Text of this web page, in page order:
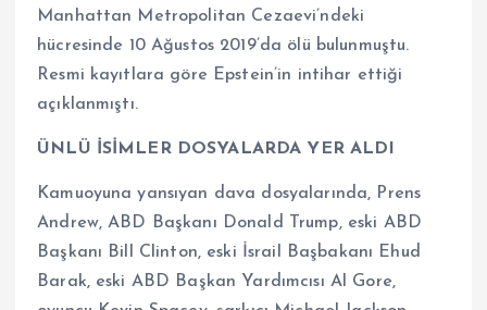
Manhattan Metropolitan Cezaevi’ndeki
hücresinde 10 Ağustos 2019’da ölü bulunmuştu.
Resmi kayıtlara göre Epstein’in intihar ettiği
açıklanmıştı.
ÜNLÜ İSİMLER DOSYALARDA YER ALDI
Kamuoyuna yansıyan dava dosyalarında, Prens
Andrew, ABD Başkanı Donald Trump, eski ABD
Başkanı Bill Clinton, eski İsrail Başbakanı Ehud
Barak, eski ABD Başkan Yardımcısı Al Gore,